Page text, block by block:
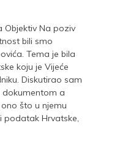
Objektiv Na poziv
bili smo
Tema je bila
koju je Vijeće
Diskutirao sam
dokumentom a
što u njemu
Hrvatske,